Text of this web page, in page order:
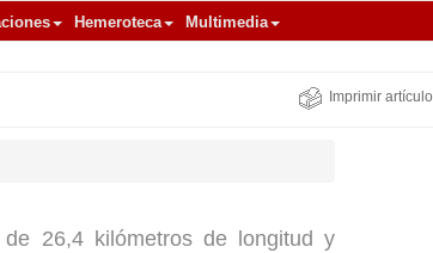
Hemeroteca Multimedia
Imprimir artículo
26,4 kilómetros de longitud y